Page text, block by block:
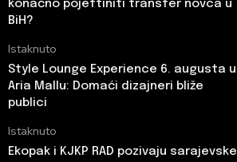
konačno pojeftiniti transfer novca u
BiH?
Istaknuto
Style Lounge Experience 6. augusta u
Aria Mallu: Domaći dizajneri bliže
publici
Istaknuto
Ekopak i KJKP RAD pozivaju sarajevske